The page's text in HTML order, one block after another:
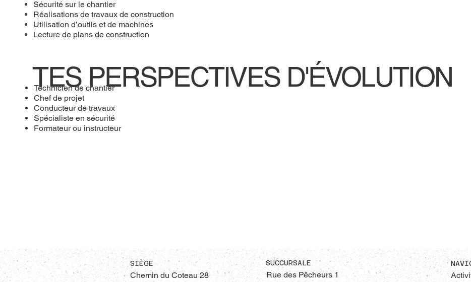
Sécurité sur le chantier
Réalisations de travaux de construction
Utilisation d’outils et de machines
Lecture de plans de construction
TES PERSPECTIVES D'ÉVOLUTION
Technicien de chantier
Chef de projet
Conducteur de travaux
Spécialiste en sécurité
Formateur ou instructeur
SIÈGE
Chemin du Coteau 28
SUCCURSALE
Rue des Pêcheurs 1